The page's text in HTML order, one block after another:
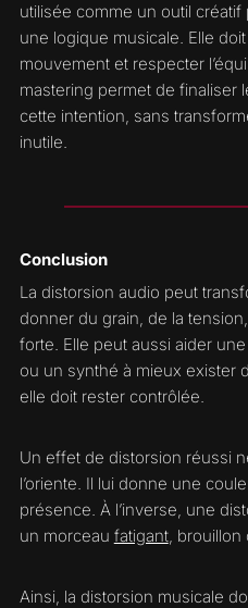
utilisée comme un outil
une logique musicale. Elle
mouvement et respecter
mastering permet de finaliser
cette intention, sans
inutile.
Conclusion
La distorsion audio peut
donner du grain, de la
forte. Elle peut aussi aider
ou un synthé à mieux exister
elle doit rester contrôlée.
Un effet de distorsion réussi
l’oriente. Il lui donne une
présence. À l’inverse, une
un morceau fatigant, brouillon
Ainsi, la distorsion musicale